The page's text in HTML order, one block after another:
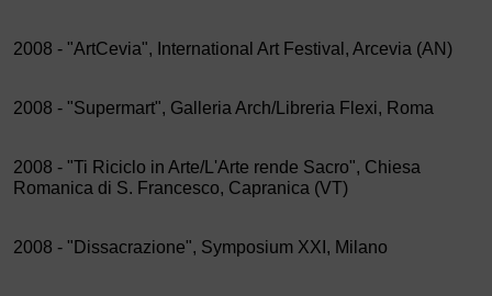
2008 - "ArtCevia", International Art Festival, Arcevia (AN)
2008 - "Supermart", Galleria Arch/Libreria Flexi, Roma
2008 - "Ti Riciclo in Arte/L'Arte rende Sacro", Chiesa
Romanica di S. Francesco, Capranica (VT)
2008 - "Dissacrazione", Symposium XXI, Milano